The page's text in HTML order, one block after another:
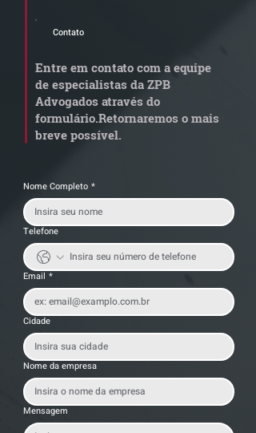
STJ admite
por penosidade e acende
alerta para
transportadoras
Contato
Entre em contato com a equipe
de especialistas da ZPB
Advogados através do
formulário.Retornaremos o mais
breve possível.
Nome Completo *
Telefone
Email *
Cidade
Nome da empresa
Mensagem